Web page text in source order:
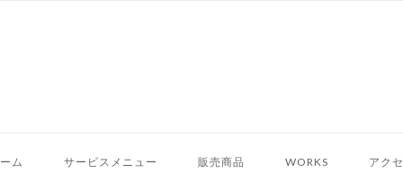
ム サービスメニュー 販売商品 WORKS アク